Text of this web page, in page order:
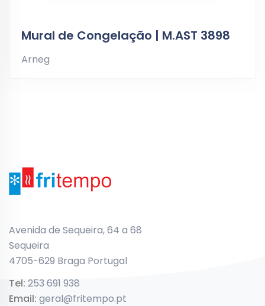
Mural de Congelação | M.AST 3898
Arneg
Avenida de Sequeira, 64 a 68
Sequeira
4705-629 Braga Portugal
Tel: 253 691 938
Email: geral@fritempo.pt